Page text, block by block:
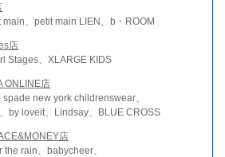
、petit main LIEN、b・ROOM
店
Stages、XLARGE KIDS
ONLINE店
new york childrenswear、
by loveit、Lindsay、BLUE CROSS
店
rain、babycheer、